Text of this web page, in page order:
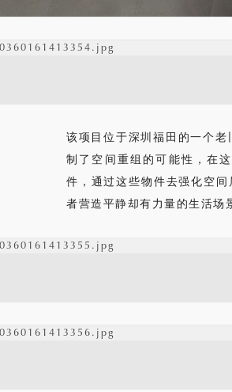
该项目位于深圳福田的一个
制了空间重组的可能性，在
件，通过这些物件去强化空
者营造平静却有力量的生活场